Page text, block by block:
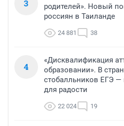
3
родителей». Новый
россиян в Таиланде
24 881 38
4
«Дисквалификация
образовании». В
стобалльников ЕГЭ —
для радости
22 024 19